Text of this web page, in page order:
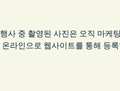
행사 중 촬영된 사진은 오직 마케
온라인으로 웹사이트를 통해 등